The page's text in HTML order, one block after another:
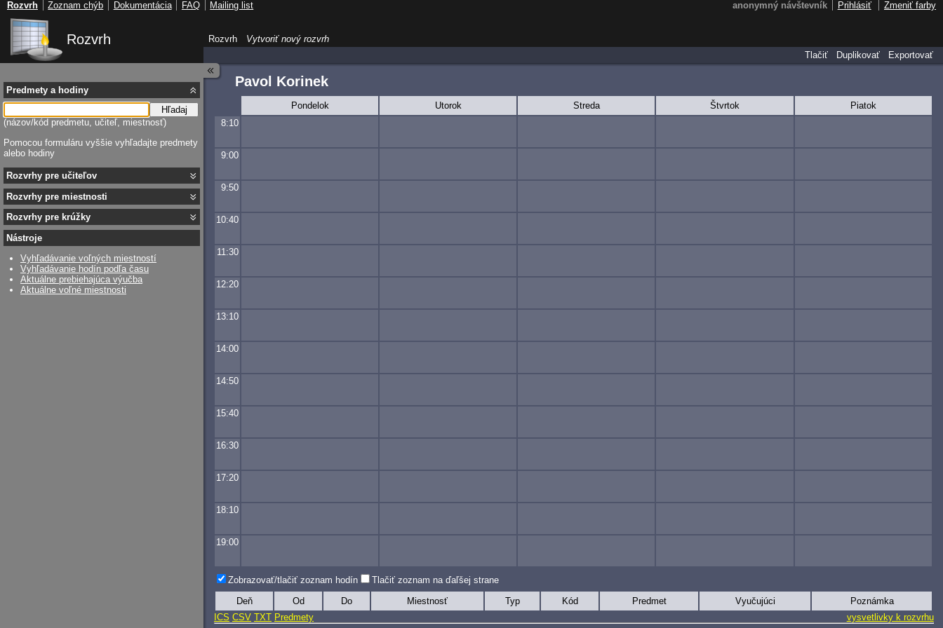
Rozvrh
Pavol Korinek
Pondelok Utorok Streda Štvrtok
Piatok
8:10
9:00
9:50
10:40
11:30
12:20
13:10
14:00
14:50
15:40
16:30
17:20
18:10
19:00
Zobrazovať/tlačiť zoznam hodín Tlačiť zoznam na ďaľšej strane
Deň Od Do Miestnosť Typ Kód Predmet Vyučujúci
Poznámka
ICS CSV TXT Predmety vysvetlivky k rozvrhu
Predmety a hodiny
Hľadaj
(názov/kód predmetu, učiteľ, miestnosť)
Pomocou formuláru vyššie vyhľadajte predmety
alebo hodiny
Rozvrhy pre učiteľov
Rozvrhy pre miestnosti
Rozvrhy pre krúžky
Nástroje
Vyhľadávanie voľných miestností
Vyhľadávanie hodín podľa času
Aktuálne prebiehajúca výučba
Aktuálne voľné miestnosti
Rozvrh
Vytvoriť nový rozvrh
Tlačiť
Duplikovať Exportovať
anonymný návštevník Prihlásiť Zmeniť farby
Rozvrh Zoznam chýb Dokumentácia FAQ Mailing list